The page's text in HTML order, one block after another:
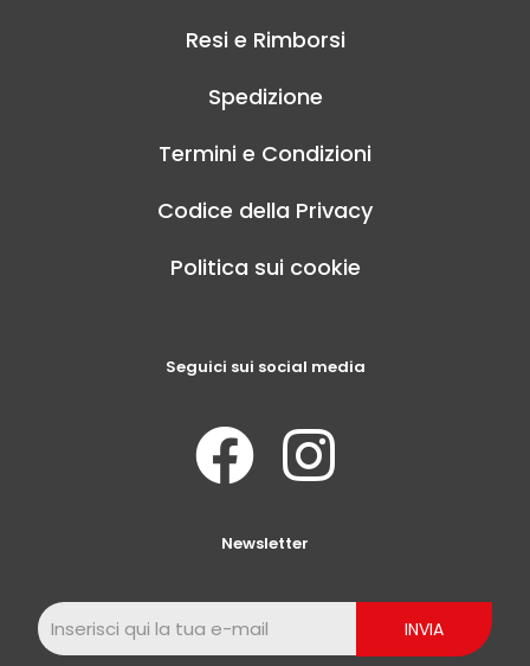
Resi e Rimborsi
Spedizione
Termini e Condizioni
Codice della Privacy
Politica sui cookie
Seguici sui social media
Newsletter